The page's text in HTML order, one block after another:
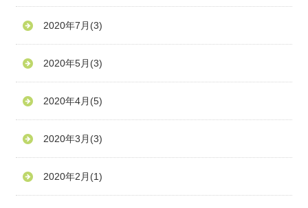
2020年7月 (3)
2020年5月 (3)
2020年4月 (5)
2020年3月 (3)
2020年2月 (1)